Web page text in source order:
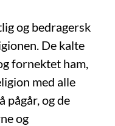
og bedragersk
De kalte
fornektet ham,
med alle
pågår, og de
og